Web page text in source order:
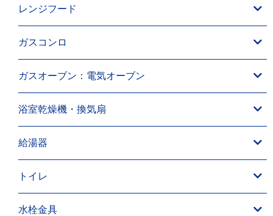
レンジフード
ガスコンロ
ガスオーブン：電気オーブン
浴室乾燥機・換気扇
給湯器
トイレ
水栓金具